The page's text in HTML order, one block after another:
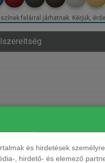
és hirdetések
, hirdető- és elemező
felárral járhatnak. Kérjük,